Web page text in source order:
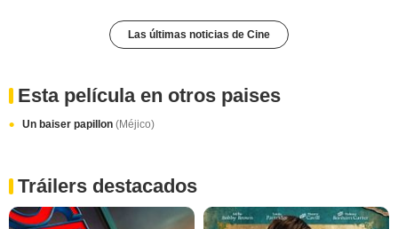
Las últimas noticias de Cine
Esta película en otros paises
Un baiser papillon (Méjico)
Tráilers destacados